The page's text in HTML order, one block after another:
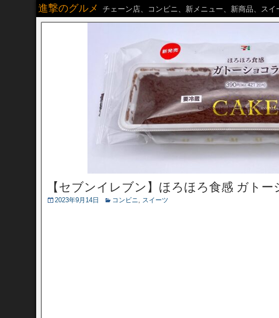
進撃のグルメ チェーン店、コンビニ、新メニュー、新商品、ス
【セブンイレブン】ほろほろ食感 ガトー
2023年9月14日 コンビニ, スイーツ